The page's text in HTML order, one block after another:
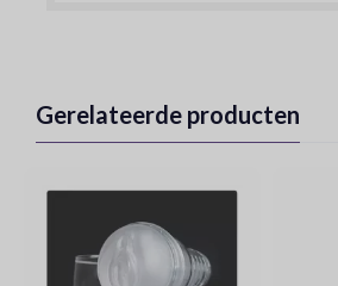
Gerelateerde producten